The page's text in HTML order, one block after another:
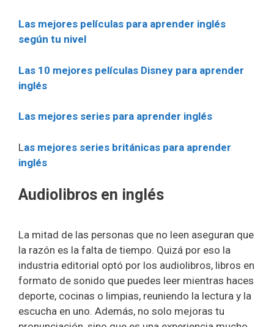
Las mejores películas para aprender inglés
según tu nivel
Las 10 mejores películas Disney para aprender
inglés
Las mejores series para aprender inglés
Las mejores series británicas para aprender
inglés
Audiolibros en inglés
La mitad de las personas que no leen aseguran que
la razón es la falta de tiempo. Quizá por eso la
industria editorial optó por los audiolibros, libros en
formato de sonido que puedes leer mientras haces
deporte, cocinas o limpias, reuniendo la lectura y la
escucha en uno. Además, no solo mejoras tu